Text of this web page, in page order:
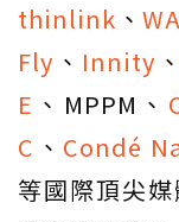
thinlink 、
Fly 、 Innity 、
E 、MPPM、
C 、 Condé
等國際頂尖